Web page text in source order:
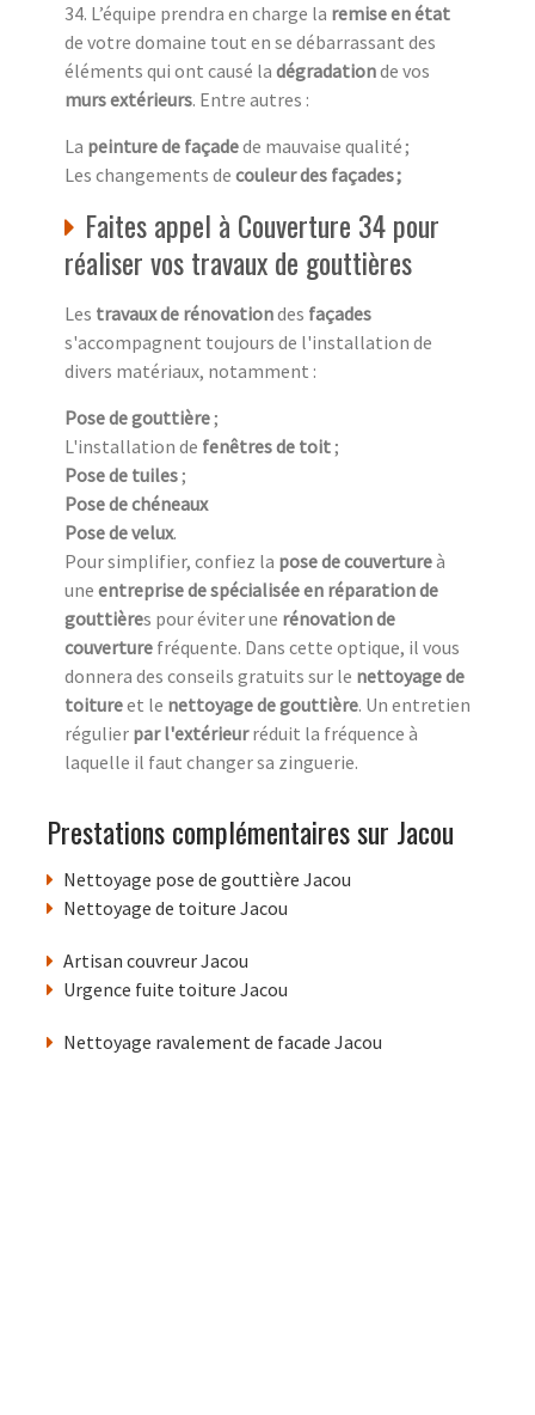
34. L’équipe prendra en charge la remise en état
de votre domaine tout en se débarrassant des
éléments qui ont causé la dégradationde vos
murs extérieurs. Entre autres :
La peinture de façadede mauvaise qualité ;
Les changements de couleur des façades ;
Faites appel à Couverture 34 pour
réaliser vos travaux de gouttières
Les travaux de rénovationdes façades
s'accompagnent toujours de l'installation de
divers matériaux, notamment :
Pose de gouttière;
L'installation de fenêtres de toit;
Pose de tuiles;
Pose de chéneaux
Pose de velux.
Pour simplifier, confiez la pose de couvertureà
une entreprise de spécialisée en réparation de
gouttières pour éviter une rénovation de
couverture fréquente. Dans cette optique, il vous
donnera des conseils gratuits sur le nettoyage de
toitureet le nettoyage de gouttière. Un entretien
régulier par l'extérieurréduit la fréquence à
laquelle il faut changer sa zinguerie.
Prestations complémentaires sur Jacou
Nettoyage pose de gouttière Jacou
Nettoyage de toiture Jacou
Artisan couvreur Jacou
Urgence fuite toiture Jacou
Nettoyage ravalement de facade Jacou